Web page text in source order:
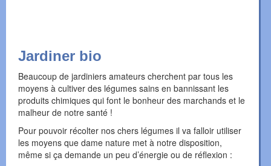
Jardiner bio
Beaucoup de jardiniers amateurs cherchent par tous les
moyens à cultiver des légumes sains en bannissant les
produits chimiques qui font le bonheur des marchands et le
malheur de notre santé !
Pour pouvoir récolter nos chers légumes il va falloir utiliser
les moyens que dame nature met à notre disposition,
même si ça demande un peu d’énergie ou de réflexion :